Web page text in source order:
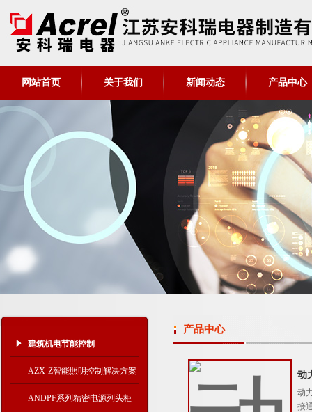
网站首页 关于我们 新闻动态 产品中心
建筑机电节能控制
AZX-Z智能照明控制解决方案
ANDPF系列精密电源列头柜
产品中心
动
动
接